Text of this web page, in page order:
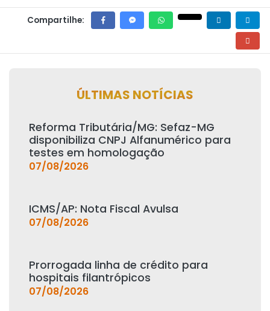
Compartilhe:
ÚLTIMAS NOTÍCIAS
Reforma Tributária/MG: Sefaz-MG
disponibiliza CNPJ Alfanumérico para
testes em homologação
07/08/2026
ICMS/AP: Nota Fiscal Avulsa
07/08/2026
Prorrogada linha de crédito para
hospitais filantrópicos
07/08/2026